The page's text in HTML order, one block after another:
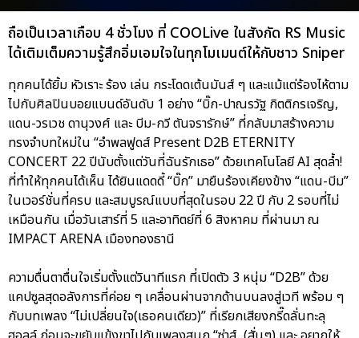
ถือเป็นเวลาเกือบ 4 ชั่วโมง ที่ COOLive ในสังกัด RS Music
ได้เติมเต็มความรู้สึกอิ่มเอมใจในทุกโมเมนต์ให้กับชาว Sniper
ทุกคนได้ยิ้ม หัวเราะ ร้อง เล่น กระโดดเต้นมันส์ ๆ และแม้แต่ร้องไห้ตาม
ไปกับศิลปินบอยแบนด์อันดับ 1 อย่าง “บิ๊ก-ปาณรวัฐ กิตติกรเจริญ,
แดน-วรเวช ดานุวงศ์ และ บีม-กวี ตันจรารักษ์” ที่กลับมาสร้างความ
ทรงจำบทใหม่ใน “อำพลฟูดส์ Present D2B ETERNITY
CONCERT 22 ปีนับตั้งแต่วันที่ฉันรักเธอ” ด้วยเทคโนโลยี AI สุดล้ำ!
ที่ทำให้ทุกคนได้เห็น ได้ยินแดดดี้ “บิ๊ก” มายืนร้องเคียงข้าง “แดน-บีม”
ในเวอร์ชั่นที่ครบ และสมบูรณ์แบบที่สุดในรอบ 22 ปี กับ 2 รอบที่ไม่
เหมือนกัน เมื่อวันเสาร์ที่ 5 และอาทิตย์ที่ 6 สิงหาคม ที่ผ่านมา ณ
IMPACT ARENA เมืองทองธานี
ความตื่นตาตื่นใจเริ่มตั้งแต่วินาทีแรก ที่เปิดตัว 3 หนุ่ม “D2B” ด้วย
แคปซูลสุดอลังการที่ค่อย ๆ เคลื่อนผ่านจากด้านบนลงสู่เวที พร้อม ๆ
กับบทเพลง “ไม่เปลี่ยนใจ(เธอคนเดียว)” ที่เรียกเสียงกรี๊ดลั่นทะลุ